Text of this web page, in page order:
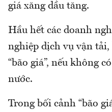
giá xăng dầu tăng.
Hầu hết các doanh
nghiệp dịch vụ vận
“bão giá”, nếu không
nước.
Trong bối cảnh “bão